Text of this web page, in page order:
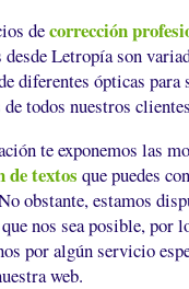
decorrección
Letropía son
diferentes ópticas para
de todos nuestros
te exponemos las
de textos que puedes
obstante, estamos
nos sea posible, por
por algún servicio
web.